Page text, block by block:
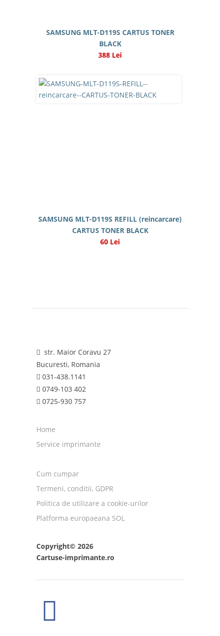
SAMSUNG MLT-D119S CARTUS TONER
BLACK
388 Lei
SAMSUNG MLT-D119S REFILL (reincarcare)
CARTUS TONER BLACK
60 Lei
str. Maior Coravu 27
Bucuresti, Romania
031-438.1141
0749-103 402
0725-930 757
Home
Service imprimante
Cum cumpar
Termeni, conditii, GDPR
Politica de utilizare a cookie-urilor
Platforma europaeana SOL
Copyright© 2026
Cartuse-imprimante.ro